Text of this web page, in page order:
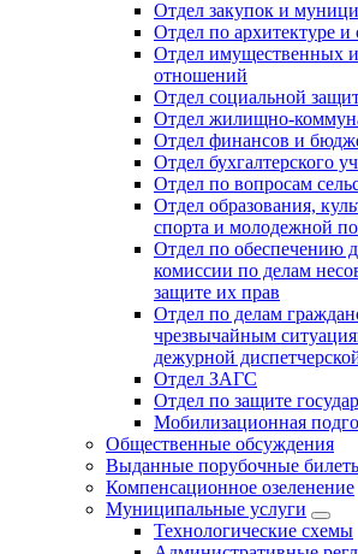
Отдел закупок и
Отдел по архитектуре и
Отдел имущественных
отношений
Отдел социальной
Отдел жилищно-
Отдел финансов и
Отдел бухгалтерского
Отдел по вопросам
Отдел образования,
спорта и молодежной
Отдел по обеспечению
комиссии по делам
защите их прав
Отдел по делам
чрезвычайным
дежурной
Отдел ЗАГС
Отдел по защите
Мобилизационная
Общественные обсуждения
Выданные порубочные
Компенсационное озеленение
Муниципальные услуги
Технологические схемы